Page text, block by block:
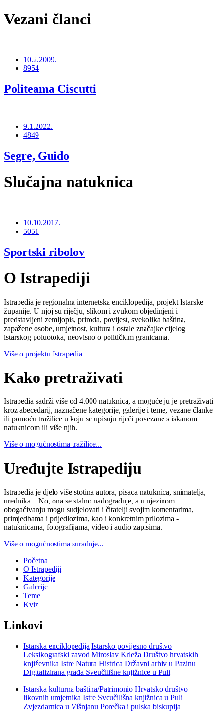
Vezani članci
10.2.2009.
8954
Politeama Ciscutti
9.1.2022.
4849
Segre, Guido
Slučajna natuknica
10.10.2017.
5051
Sportski ribolov
O Istrapediji
Istrapedia je regionalna internetska enciklopedija, projekt Istarske
županije. U njoj su riječju, slikom i zvukom objedinjeni i
predstavljeni zemljopis, priroda, povijest, svekolika baština,
zapažene osobe, umjetnost, kultura i ostale značajke cijelog
istarskog poluotoka, neovisno o političkim granicama.
Više o projektu Istrapedia...
Kako pretraživati
Istrapedia sadrži više od 4.000 natuknica, a moguće ju je pretraživati
kroz abecedarij, naznačene kategorije, galerije i teme, vezane članke
ili pomoću tražilice u koju se upisuju riječi povezane s iskanom
natuknicom ili više njih.
Više o mogućnostima tražilice...
Uređujte Istrapediju
Istrapedia je djelo više stotina autora, pisaca natuknica, snimatelja,
urednika... No, ona se stalno nadograđuje, a u njezinom
obogaćivanju mogu sudjelovati i čitatelji svojim komentarima,
primjedbama i prijedlozima, kao i konkretnim prilozima -
natuknicama, fotografijama, video i audio zapisima.
Više o mogućnostima suradnje...
Početna
O Istrapediji
Kategorije
Galerije
Teme
Kviz
Linkovi
Istarska enciklopedija Istarsko povijesno društvo
Leksikografski zavod Miroslav Krleža Društvo hrvatskih
književnika Istre Natura Histrica Državni arhiv u Pazinu
Digitalizirana građa Sveučilišne knjižnice u Puli
Istarska kulturna baština/Patrimonio Hrvatsko društvo
likovnih umjetnika Istre Sveučilišna knjižnica u Puli
Zvjezdarnica u Višnjanu Porečka i pulska biskupija